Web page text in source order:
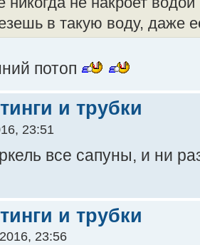
в такую воду, даже
потоп
и трубки
23:51
все сапуны, и ни
и трубки
23:56